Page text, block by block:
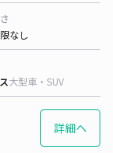
なし
大型車・SUV
詳細へ